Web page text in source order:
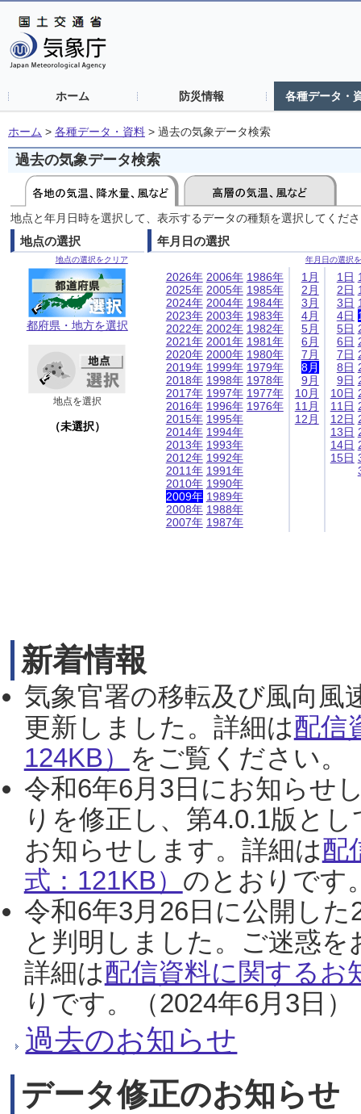
ホーム 防災情報 各種データ・
ホーム > 各種データ・資料 > 過去の気象データ検索
過去の気象データ検索
地点と年月日時を選択して、表示するデータの種類を選択してくだ
地点の選択
地点の選択をクリア
都府県・地方を選択
地点を選択
（未選択）
年月日の選択
年月日の選択
2026年
2025年
2024年
2023年
2022年
2021年
2020年
2019年
2018年
2017年
2016年
2015年
2014年
2013年
2012年
2011年
2010年
2009年
2008年
2007年
2006年
2005年
2004年
2003年
2002年
2001年
2000年
1999年
1998年
1997年
1996年
1995年
1994年
1993年
1992年
1991年
1990年
1989年
1988年
1987年
1986年
1985年
1984年
1983年
1982年
1981年
1980年
1979年
1978年
1977年
1976年
1月
2月
3月
4月
5月
6月
7月
8月
9月
10月
11月
12月
1日
2日
3日
4日
5日
6日
7日
8日
9日
10日
11日
12日
13日
14日
15日
新着情報
気象官署の移転及び風向風
更新しました。詳細は配信
124KB） をご覧ください。
令和6年6月3日にお知らせ
りを修正し、第4.0.1版と
お知らせします。詳細は配
式：121KB） のとおりです
令和6年3月26日に公開し
と判明しました。ご迷惑
詳細は配信資料に関するお
りです。（2024年6月3日）
過去のお知らせ
データ修正のお知らせ